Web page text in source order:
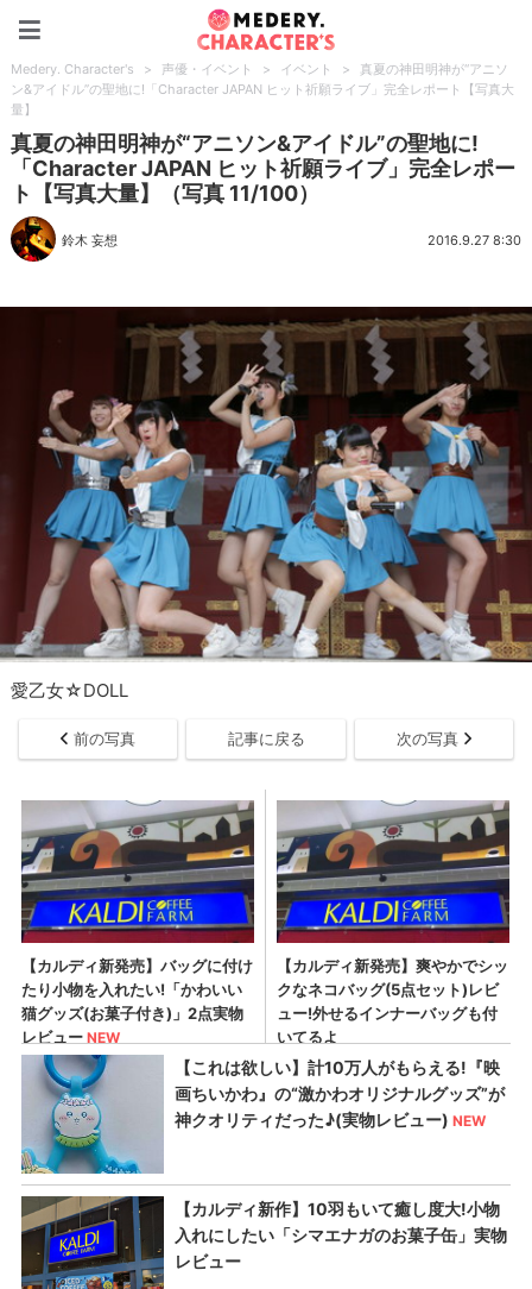
Medery. Character's > 声優・イベント > イベント >
真夏の神田明神が“アニソ
ン&アイドル”の聖地に!「Character JAPAN ヒット祈願ライブ」完全レポート【写真大
量】
真夏の神田明神が“アニソン&アイドル”の聖地に!
「Character JAPAN ヒット祈願ライブ」完全レポー
ト【写真大量】（写真 11/100）
鈴木 妄想 2016.9.27 8:30
愛乙女☆DOLL
前の写真 記事に戻る 次の写真